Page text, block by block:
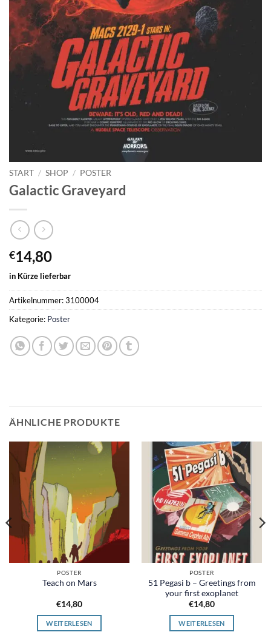
START / SHOP / POSTER
Galactic Graveyard
€14,80
in Kürze lieferbar
Artikelnummer:3100004
Kategorie: Poster
ÄHNLICHE PRODUKTE
POSTER
Teach on Mars
€14,80
WEITERLESEN
POSTER
51 Pegasi b – Greetings from
your first exoplanet
€14,80
WEITERLESEN